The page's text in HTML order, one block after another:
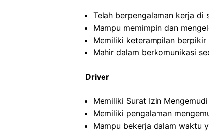
Telah berpengalaman kerja
Mampu memimpin dan
Memiliki keterampilan berpikir
Mahir dalam berkomunikasi
Driver
Memiliki Surat Izin
Memiliki pengalaman
Mampu bekerja dalam waktu